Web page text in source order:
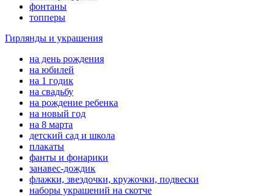
фонтаны
топперы
Гирлянды и украшения
на день рождения
на юбилей
на 1 годик
на свадьбу
на рождение ребенка
на новый год
на 8 марта
детский сад и школа
плакаты
фанты и фонарики
занавес-дождик
флажки, звездочки, кружочки, подвески
наборы украшений на скотче